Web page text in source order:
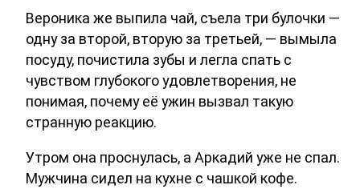
Вероника же выпила чай, съела три булочки —
одну за второй, вторую за третьей, — вымыла
посуду, почистила зубы и легла спать с
чувством глубокого удовлетворения, не
понимая, почему её ужин вызвал такую
странную реакцию.
Утром она проснулась, а Аркадий уже не спал.
Мужчина сидел на кухне с чашкой кофе.